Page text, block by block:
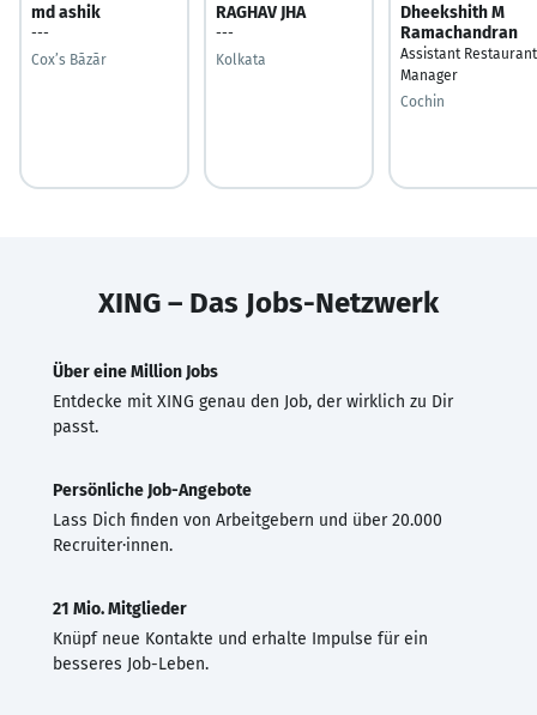
md ashik
---
Cox’s Bāzār
RAGHAV JHA
---
Kolkata
Dheekshith M
Ramachandran
Assistant Restaurant
Manager
Cochin
XING – Das Jobs-Netzwerk
Über eine Million Jobs
Entdecke mit XING genau den Job, der wirklich zu Dir
passt.
Persönliche Job-Angebote
Lass Dich finden von Arbeitgebern und über 20.000
Recruiter·innen.
21 Mio. Mitglieder
Knüpf neue Kontakte und erhalte Impulse für ein
besseres Job-Leben.